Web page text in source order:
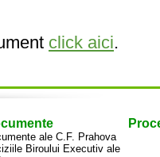
click aici.
ale C.F. Prahova
Biroului Executiv ale